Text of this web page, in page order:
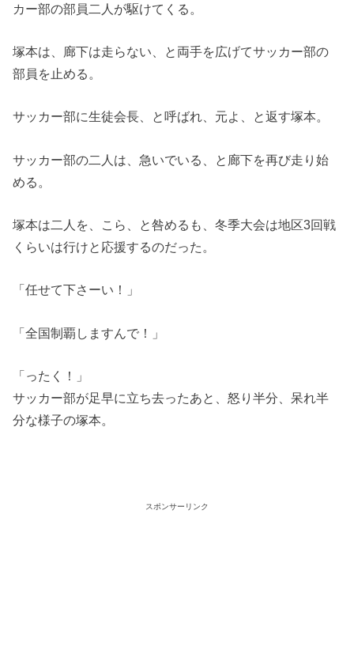
カー部の部員二人が駆けてくる。
塚本は、廊下は走らない、と両手を広げてサッカー部の
部員を止める。
サッカー部に生徒会長、と呼ばれ、元よ、と返す塚本。
サッカー部の二人は、急いでいる、と廊下を再び走り始
める。
塚本は二人を、こら、と咎めるも、冬季大会は地区3回戦
くらいは行けと応援するのだった。
「任せて下さーい！」
「全国制覇しますんで！」
「ったく！」
サッカー部が足早に立ち去ったあと、怒り半分、呆れ半
分な様子の塚本。
スポンサーリンク